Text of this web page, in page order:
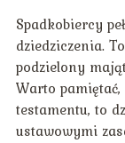
Spadkobiercy
dziedziczenia.
podzielony
Warto pamiętać,
testamentu, to
ustawowymi